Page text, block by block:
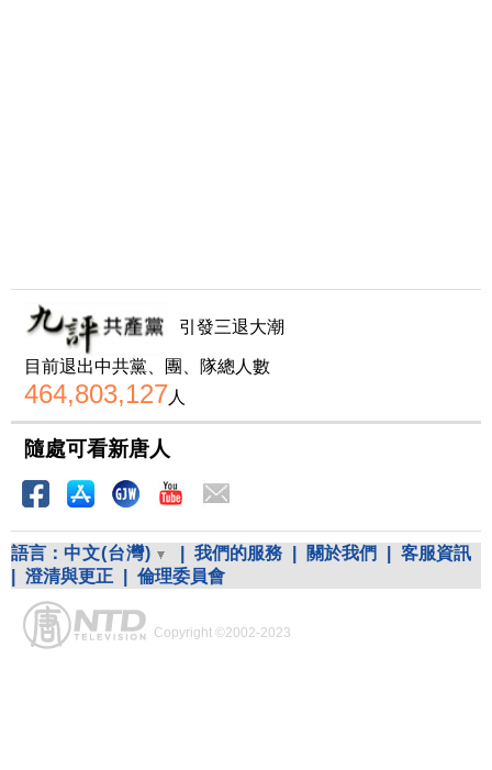
引發三退大潮
目前退出中共黨、團、隊總人數
464,803,127人
隨處可看新唐人
語言： 中文(台灣) 我們的服務 關於我們
客服資訊
澄清與更正 倫理委員會
Copyright ©2002-2023